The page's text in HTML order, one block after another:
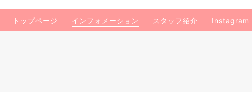
トップページ インフォメーション スタッフ紹介 Instagram